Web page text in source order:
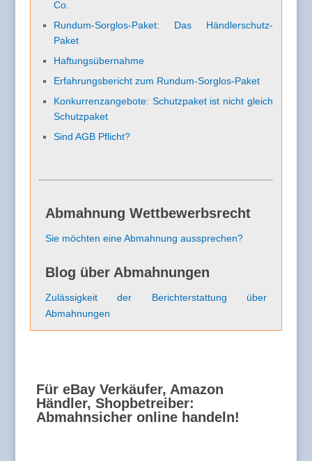
Co.
Rundum-Sorglos-Paket: Das Händlerschutz-
Paket
Haftungsübernahme
Erfahrungsbericht zum Rundum-Sorglos-Paket
Konkurrenzangebote: Schutzpaket ist nicht gleich
Schutzpaket
Sind AGB Pflicht?
Abmahnung Wettbewerbsrecht
Sie möchten eine Abmahnung aussprechen?
Blog über Abmahnungen
Zulässigkeit der Berichterstattung über
Abmahnungen
Für eBay Verkäufer, Amazon
Händler, Shopbetreiber:
Abmahnsicher online handeln!